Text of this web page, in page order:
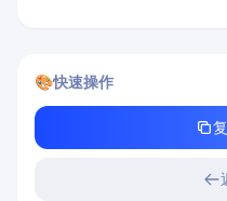
🎨快速操作